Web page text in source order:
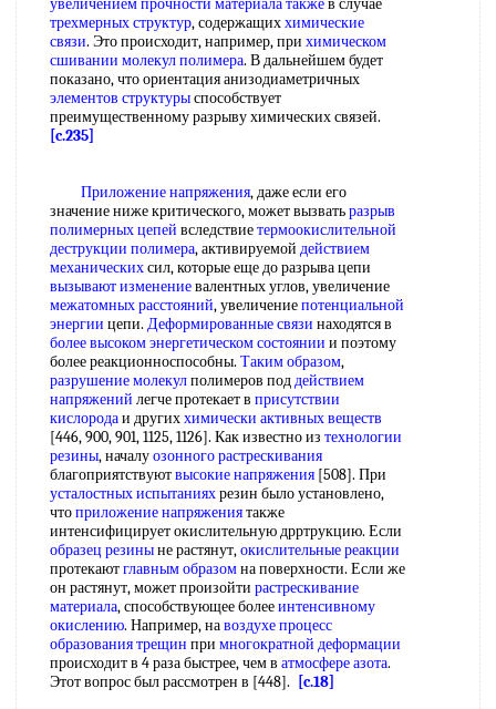
увеличением прочности материала такжев случае
трехмерных структур, содержащиххимические
связи. Это происходит, например, при химическом
сшивании молекул полимера. В дальнейшем будет
показано, что ориентация анизодиаметричных
элементов структурыспособствует
преимущественному разрыву химических связей.
[c.235]
Приложение напряжения, даже если его
значение ниже критического, может вызватьразрыв
полимерных цепей вследствиетермоокислительной
деструкции полимера, активируемой действием
механическихсил, которые еще до разрыва цепи
вызывают изменениевалентных углов, увеличение
межатомных расстояний, увеличениепотенциальной
энергии цепи. Деформированные связи находятся в
более высокомэнергетическом состоянии и поэтому
более реакционноспособны. Таким образом,
разрушение молекулполимеров поддействием
напряжений легче протекает в присутствии
кислородаи другиххимически активных веществ
[446, 900, 901, 1125, 1126]. Как известно из технологии
резины, началуозонного растрескивания
благоприятствуютвысокие напряжения [508]. При
усталостных испытанияхрезин было установлено,
чтоприложение напряжениятакже
интенсифицирует окислительную дрртрукцию. Если
образец резиныне растянут,окислительные реакции
протекаютглавным образомна поверхности. Если же
он растянут, может произойти растрескивание
материала, способствующее болееинтенсивному
окислению. Например, навоздухе процесс
образования трещин при многократной деформации
происходит в 4 раза быстрее, чем в атмосфере азота.
Этот вопрос был рассмотрен в [448].
[c.18]